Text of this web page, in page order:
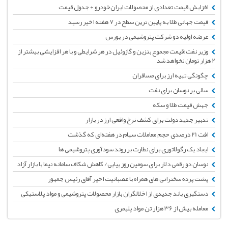
افزایش قیمت تعدادی از محصولات ایران‌خودرو + جدول قیمت
قیمت جهانی طلا به پایین ترین سطح در 7 هفته اخیر رسید
عرضه اولیه دو شرکت پتروشیمی در بورس
وزیر نفت:قیمت مجموع بنزین و گازوئیل در هر شرایطی و با هر افزایشی بیشتر از
2 هزار تومان نخواهد شد
چگونگی تهیه ارز برای مسافران
سالی پر نوسان برای نفت
جهش قیمت طلا و سکه
تدبیر جدید دولت برای کشف نرخ واقعی ارز در بازار
افت 21 درصدی حجم معاملات سهام در هفته‌ای که گذشت
ایجاد یک رگولاتوری برای نظارت بر روند سودآوری پتروشیمی ها
نوسان دو رقمی دلار برای سومین روز پیاپی/ کاهش شکاف سامانه نیما با بازار آزاد
پشت پرده سخنرانی های همراه با عصبانیت اخیر آقای رئیس جمهور
دستگیری باند جدیدی از اخلالگران بازار محصولات پتروشیمی و مواد پلاستیکی
معامله بیش از ۳۶ هزار تن مواد پلیمری